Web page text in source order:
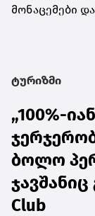
მონაცემები
ტურიზმი
„100%-
ბოლო
ჯავშანიც
Club